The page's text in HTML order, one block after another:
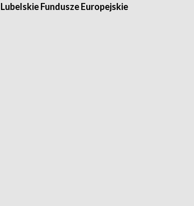
Lubelskie Fundusze Europejskie